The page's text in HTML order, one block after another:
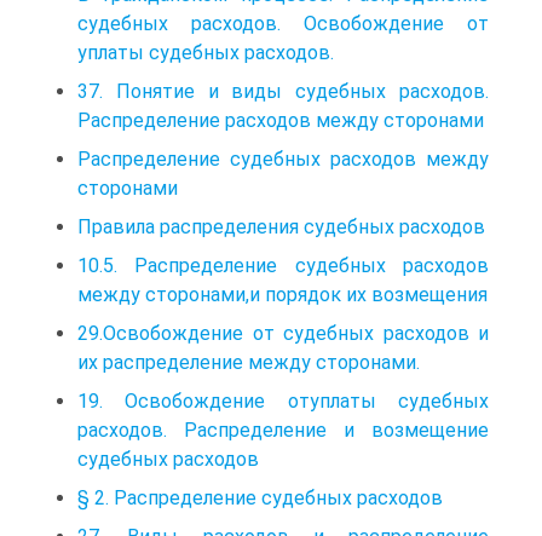
судебных расходов. Освобождение от
уплаты судебных расходов.
37. Понятие и виды судебных расходов.
Распределение расходов между сторонами
Распределение судебных расходов между
сторонами
Правила распределения судебных расходов
10.5. Распределение судебных расходов
между сторонами,и порядок их возмещения
29.Освобождение от судебных расходов и
их распределение между сторонами.
19. Освобождение отуплаты судебных
расходов. Распределение и возмещение
судебных расходов
§ 2. Распределение судебных расходов